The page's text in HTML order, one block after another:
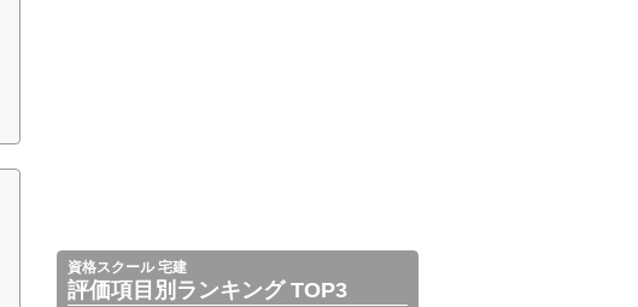
資格スクール 宅建
評価項目別ランキング TOP3